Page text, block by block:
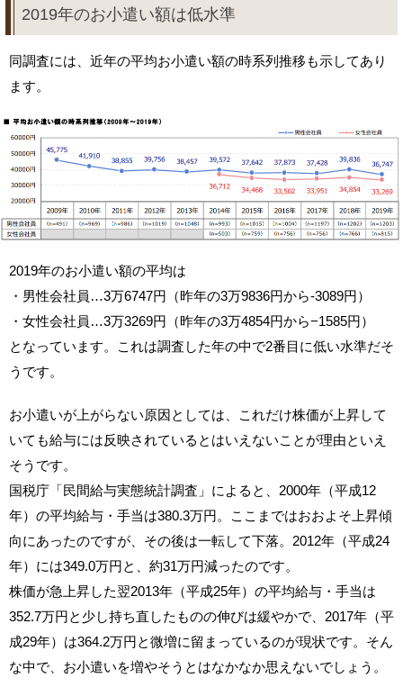
2019年のお小遣い額は低水準
同調査には、近年の平均お小遣い額の時系列推移も示してあり
ます。
2019年のお小遣い額の平均は
・男性会社員…3万6747円（昨年の3万9836円から-3089円）
・女性会社員…3万3269円（昨年の3万4854円から−1585円）
となっています。これは調査した年の中で2番目に低い水準だそ
うです。
お小遣いが上がらない原因としては、これだけ株価が上昇して
いても給与には反映されているとはいえないことが理由といえ
そうです。
国税庁「民間給与実態統計調査」によると、2000年（平成12
年）の平均給与・手当は380.3万円。ここまではおおよそ上昇傾
向にあったのですが、その後は一転して下落。2012年（平成24
年）には349.0万円と、約31万円減ったのです。
株価が急上昇した翌2013年（平成25年）の平均給与・手当は
352.7万円と少し持ち直したものの伸びは緩やかで、2017年（平
成29年）は364.2万円と微増に留まっているのが現状です。そん
な中で、お小遣いを増やそうとはなかなか思えないでしょう。